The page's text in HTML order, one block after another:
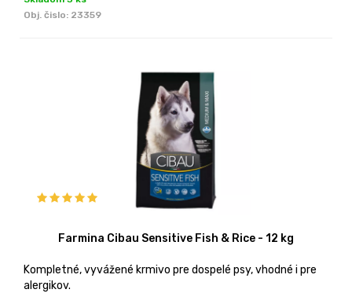
Obj. čislo: 23359
Farmina Cibau Sensitive Fish & Rice - 12 kg
Kompletné, vyvážené krmivo pre dospelé psy, vhodné i pre
alergikov.